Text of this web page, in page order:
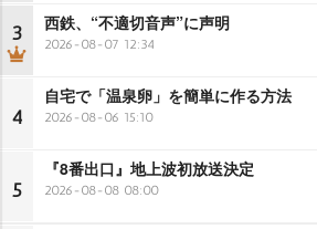
3 西鉄、“不適切音声”に声明
2026-08-07 12:34
4
自宅で「温泉卵」を簡単に作る方法
2026-08-06 15:10
5
『8番出口』地上波初放送決定
2026-08-08 08:00